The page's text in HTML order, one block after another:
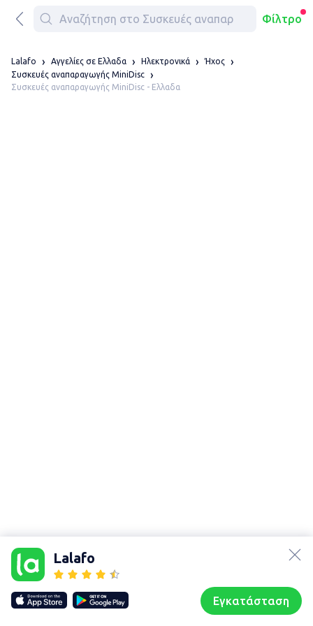
Φίλτρο
Lalafo
Εγκατάσταση
Lalafo Αγγελίες σε Ελλαδα Ηλεκτρονικά
Ήχος
Συσκευές αναπαραγωγής MiniDisc
Συσκευές αναπαραγωγής MiniDisc - Ελλαδα
Our websites
lalafo.kg
lalafo.rs
lalafo.pl
Sitemap
Συζητήσεις Προφίλ